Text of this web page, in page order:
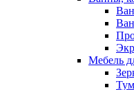
Мебель